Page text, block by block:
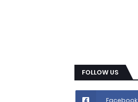
FOLLOW US
Facebook